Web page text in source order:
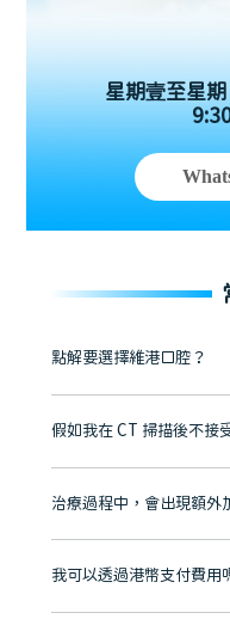
星期壹至星
點解要選擇維港口腔？
維港口腔踐行「醫道濟世」
牌」、「2025香港企業領袖
至今已服務超過三十個國家
市市民極高的口碑評價及信
有咨詢及服務保障中心，有
假如我在 CT 掃描後不接
不會！只要未開始實際服務
治療過程中，會出現額外
不會，治療前我們會詳細說
我可以透過港幣支付費用
可以。維港口腔會按照當日